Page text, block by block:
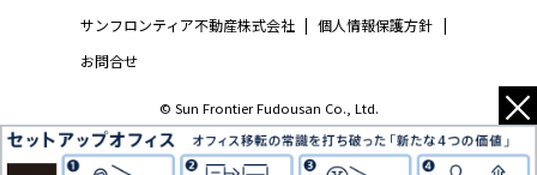
サンフロンティア不動産株式会社 | 個人情報保護方針 |
お問合せ
© Sun Frontier Fudousan Co., Ltd. ×